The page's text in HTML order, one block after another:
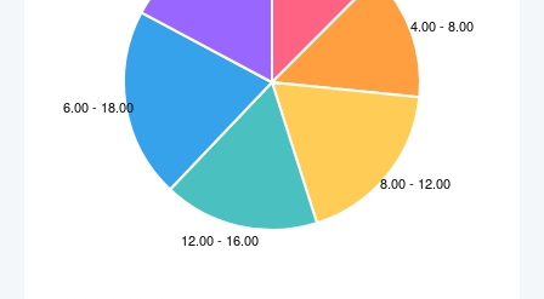
2.     Frontalna poševna dimetri
na perspektiva
na ali frontalna perspektiva, pti ja perspektiva
na ali poševna perspektiva
Upoštevajo se vsi smiselni odgovori.
Za vsak pravilen odgovor kandidat prejme 2 to
10 to